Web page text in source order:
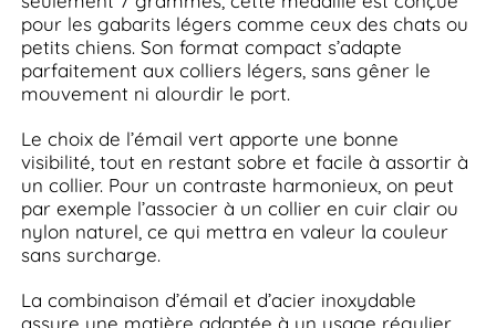
pour les gabarits légers comme ceux des chats ou
petits chiens. Son format compact s’adapte
parfaitement aux colliers légers, sans gêner le
mouvement ni alourdir le port.
Le choix de l’émail vert apporte une bonne
visibilité, tout en restant sobre et facile à assortir à
un collier. Pour un contraste harmonieux, on peut
par exemple l’associer à un collier en cuir clair ou
nylon naturel, ce qui mettra en valeur la couleur
sans surcharge.
La combinaison d’émail et d’acier inoxydable